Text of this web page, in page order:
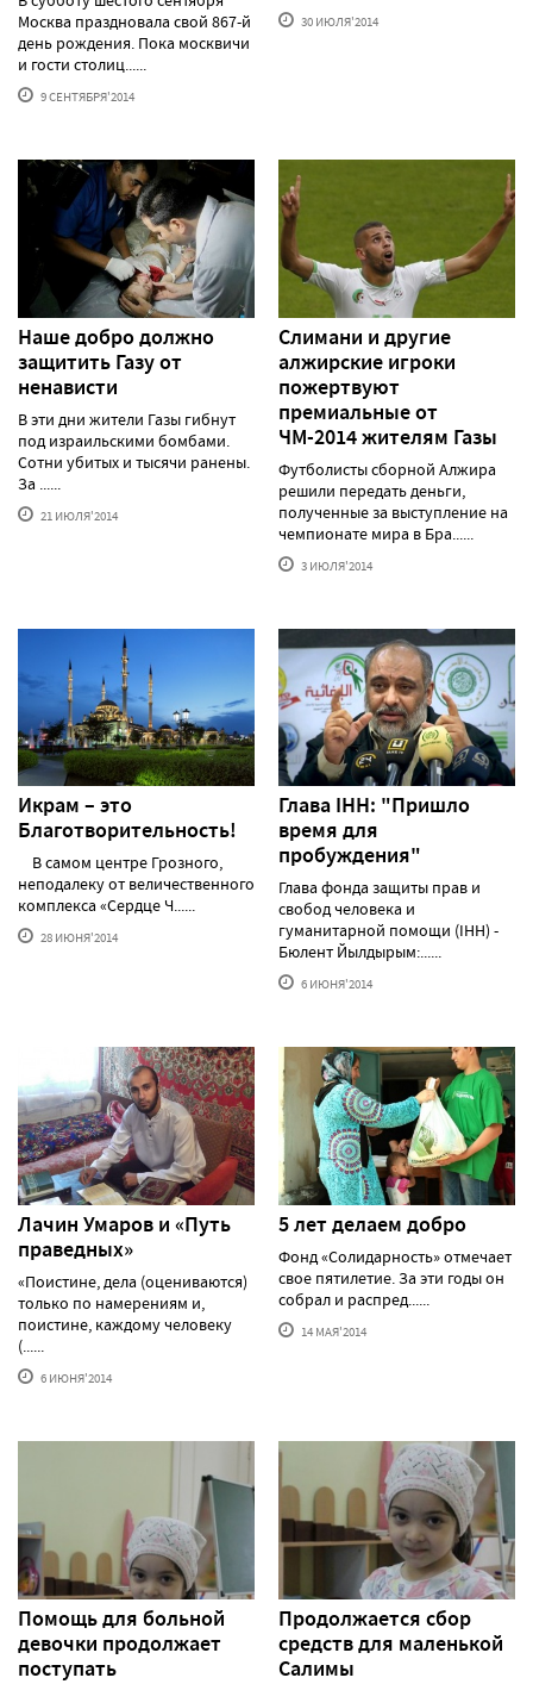
Москва праздновала свой 867-й
день рождения. Пока москвичи
и гости столиц......
9 СЕНТЯБРЯ'2014
30 ИЮЛЯ'2014
Наше добро должно
защитить Газу от
ненависти
В эти дни жители Газы гибнут
под израильскими бомбами.
Сотни убитых и тысячи ранены.
За ......
21 ИЮЛЯ'2014
Слимани и другие
алжирские игроки
пожертвуют
премиальные от
ЧМ-2014 жителям Газы
Футболисты сборной Алжира
решили передать деньги,
полученные за выступление на
чемпионате мира в Бра......
3 ИЮЛЯ'2014
Икрам – это
Благотворительность!
В самом центре Грозного,
неподалеку от величественного
комплекса «Сердце Ч......
28 ИЮНЯ'2014
Глава IHH: "Пришло
время для
пробуждения"
Глава фонда защиты прав и
свобод человека и
гуманитарной помощи (IHH) -
Бюлент Йылдырым:......
6 ИЮНЯ'2014
Лачин Умаров и «Путь
праведных»
«Поистине, дела (оцениваются)
только по намерениям и,
поистине, каждому человеку
(......
6 ИЮНЯ'2014
5 лет делаем добро
Фонд «Солидарность» отмечает
свое пятилетие. За эти годы он
собрал и распред......
14 МАЯ'2014
Помощь для больной
девочки продолжает
поступать
Продолжается сбор
средств для маленькой
Салимы